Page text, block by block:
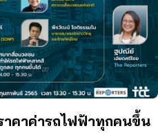
าคาค่ารถไฟฟ้าทุกคนขึ้น